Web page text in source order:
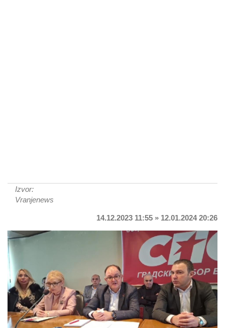
Izvor:
Vranjenews
14.12.2023 11:55 » 12.01.2024 20:26